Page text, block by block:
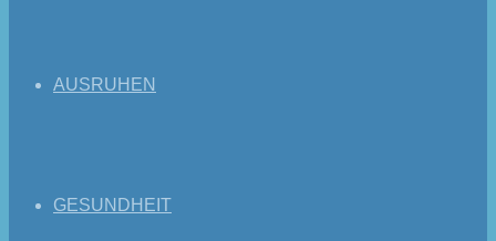
AUSRUHEN
GESUNDHEIT